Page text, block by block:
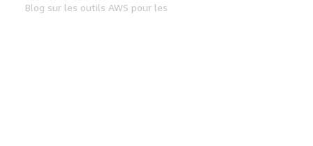
Blog sur les outils AWS pour les